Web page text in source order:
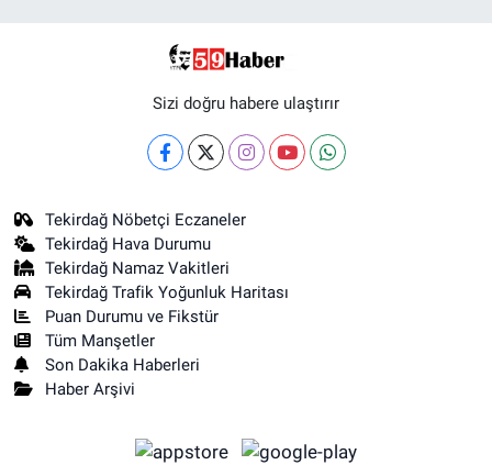
Sizi doğru habere ulaştırır
Tekirdağ Nöbetçi Eczaneler
Tekirdağ Hava Durumu
Tekirdağ Namaz Vakitleri
Tekirdağ Trafik Yoğunluk Haritası
Puan Durumu ve Fikstür
Tüm Manşetler
Son Dakika Haberleri
Haber Arşivi